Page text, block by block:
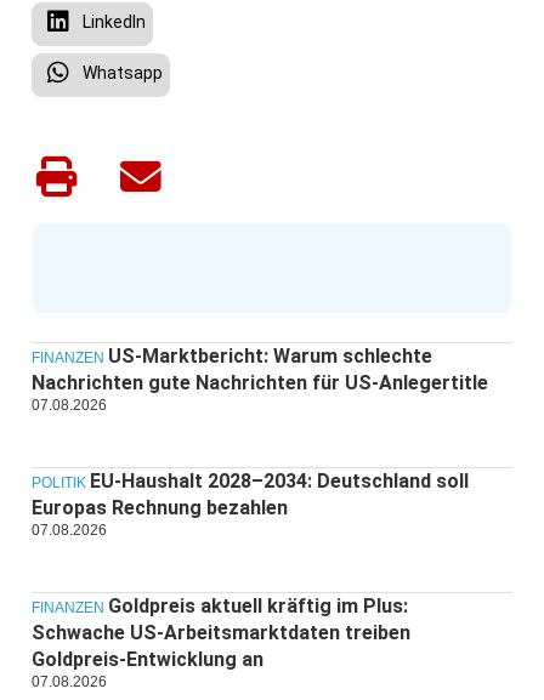
LinkedIn
Whatsapp
FINANZEN US-Marktbericht: Warum schlechte
Nachrichten gute Nachrichten für US-Anlegertitle
07.08.2026
POLITIK EU-Haushalt 2028–2034: Deutschland soll
Europas Rechnung bezahlen
07.08.2026
FINANZEN Goldpreis aktuell kräftig im Plus:
Schwache US-Arbeitsmarktdaten treiben
Goldpreis-Entwicklung an
07.08.2026